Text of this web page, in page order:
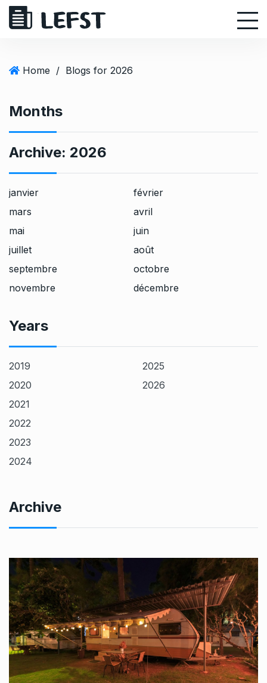
Home / Blogs for 2026
Months
Archive: 2026
janvier
février
mars
avril
mai
juin
juillet
août
septembre
octobre
novembre
décembre
Years
2019
2020
2021
2022
2023
2024
2025
2026
Archive